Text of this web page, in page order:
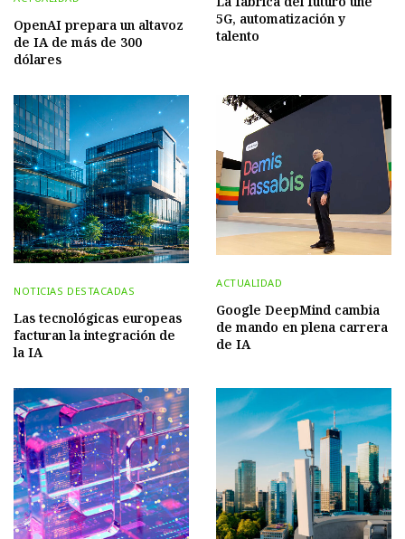
OpenAI prepara un altavoz
de IA de más de 300
dólares
5G, automatización y
talento
NOTICIAS DESTACADAS
Las tecnológicas europeas
facturan la integración de
la IA
ACTUALIDAD
Google DeepMind cambia
de mando en plena carrera
de IA